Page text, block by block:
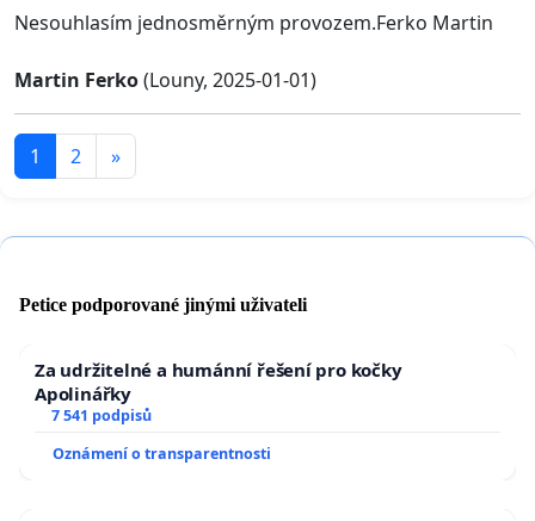
Nesouhlasím jednosměrným provozem.Ferko Martin
Martin Ferko(Louny, 2025-01-01)
1 2 »
Petice podporované jinými uživateli
Za udržitelné a humánní řešení pro kočky
Apolinářky
7 541 podpisů
Oznámení o transparentnosti